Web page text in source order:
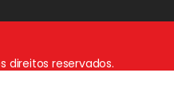
direitos reservados.